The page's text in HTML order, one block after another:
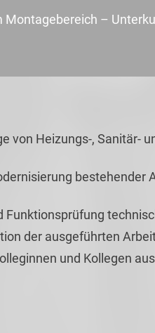
Montagebereich –
von Heizungs-, Sanitär-
bestehender
Funktionsprüfung
der ausgeführten
und Kollegen